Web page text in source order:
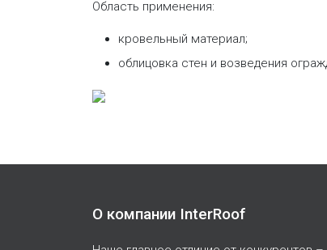
Область применения:
кровельный материал;
облицовка стен и возведения
О компании InterRoof